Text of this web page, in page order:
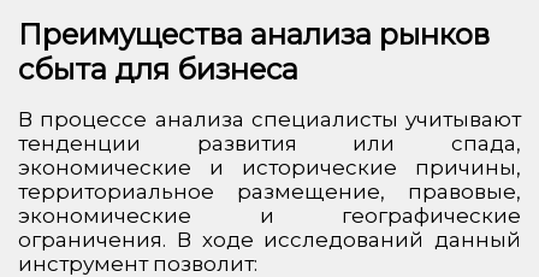
Преимущества анализа рынков
сбыта для бизнеса
В процессе анализа специалисты учитывают
тенденции развития или спада,
экономические и исторические причины,
территориальное размещение, правовые,
экономические и географические
ограничения. В ходе исследований данный
инструмент позволит: